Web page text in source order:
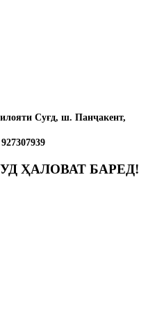
Суғд, ш. Панҷакент,
ҲАЛОВАТ БАРЕД!